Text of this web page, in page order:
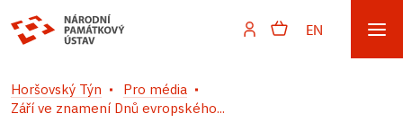
EN
Horšovský Týn
Pro média
Září ve znamení Dnů evropského...